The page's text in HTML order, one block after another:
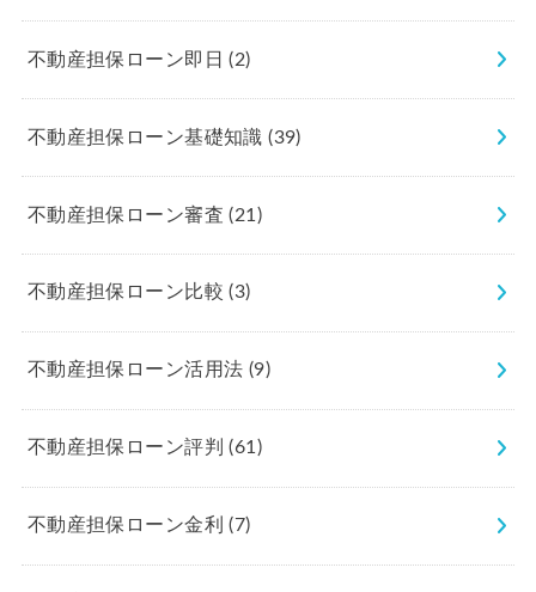
不動産担保ローン即日(2)
不動産担保ローン基礎知識(39)
不動産担保ローン審査(21)
不動産担保ローン比較(3)
不動産担保ローン活用法 (9)
不動産担保ローン評判(61)
不動産担保ローン金利(7)